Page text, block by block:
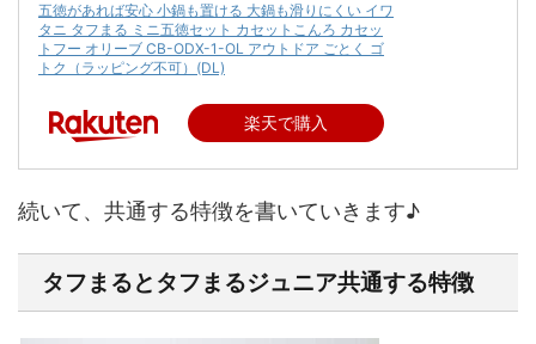
五徳があれば安心 小鍋も置ける 大鍋も滑りにくい イワ
タニ タフまる ミニ五徳セット カセットこんろ カセッ
トフー オリーブ CB-ODX-1-OL アウトドア ごとく ゴ
トク（ラッピング不可）(DL)
楽天で購入
続いて、共通する特徴を書いていきます♪
タフまるとタフまるジュニア共通する特徴